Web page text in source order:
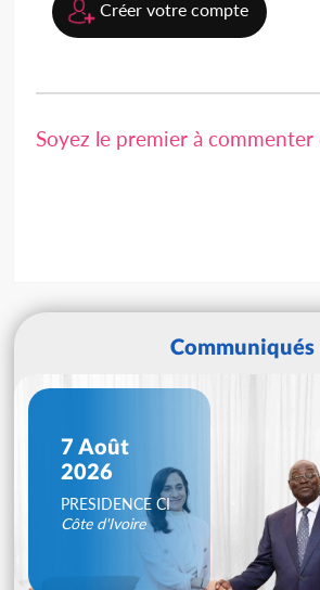
Créer votre compte
Soyez le premier à
Communiqués
7 Août
2026
PRESIDENCE CI
Côte d'Ivoire